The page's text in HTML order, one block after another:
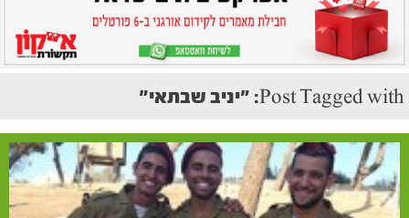
Post Tagged with: "יניב שבתאי"